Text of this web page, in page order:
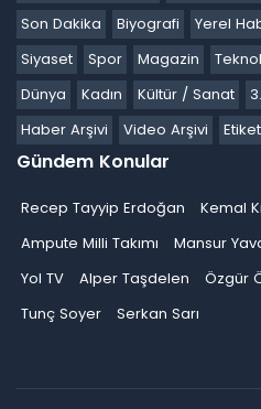
Son Dakika
Biyografi Yerel
Siyaset
Spor Magazin
Dünya
Kadın Kültür / Sanat
Haber Arşivi
Video Arşivi
Gündem Konular
Recep Tayyip Erdoğan Kemal
Ampute Milli Takımı
Mansur
Yol TV
Alper Taşdelen Özgür
Tunç Soyer
Serkan Sarı